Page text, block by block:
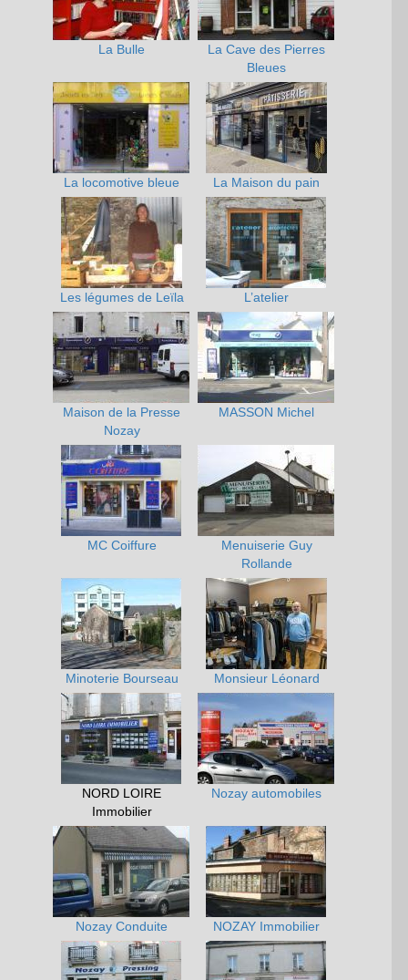
La Bulle
La Cave des Pierres
Bleues
La locomotive bleue La Maison du pain
Les légumes de Leïla L’atelier
Maison de la Presse
Nozay
MASSON Michel
MC Coiffure
Menuiserie Guy
Rollande
Minoterie Bourseau Monsieur Léonard
NORD LOIRE
Immobilier
Nozay automobiles
Nozay Conduite NOZAY Immobilier